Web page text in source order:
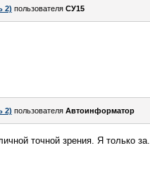
2) пользователя СУ15
2) пользователя Автоинформатор
точной зрения. Я только за.